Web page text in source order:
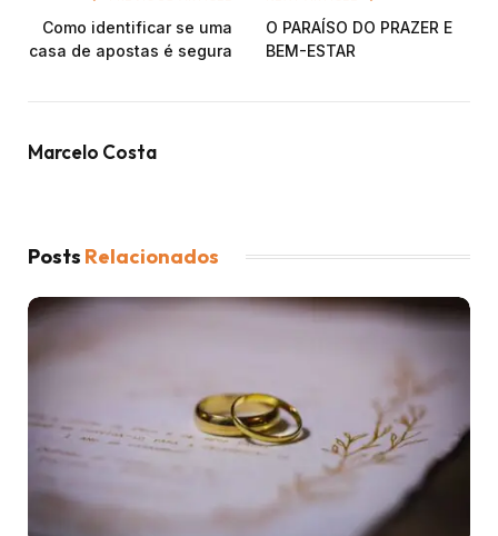
Como identificar se uma
casa de apostas é segura
O PARAÍSO DO PRAZER E
BEM-ESTAR
Marcelo Costa
Posts Relacionados